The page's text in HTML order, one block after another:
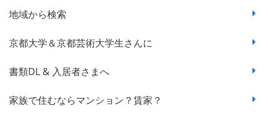
地域から検索
京都大学＆京都芸術大学生さんに
書類DL & 入居者さまへ
家族で住むならマンション？賃家？